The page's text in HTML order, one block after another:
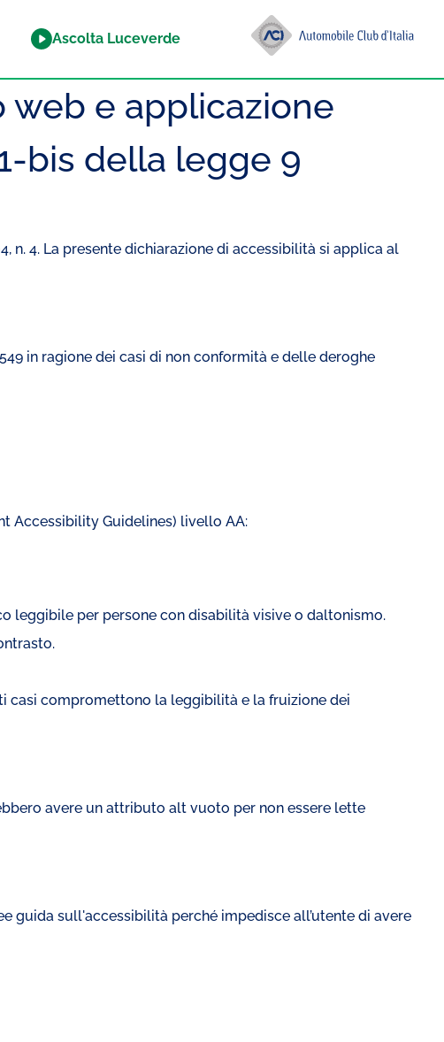
Ascolta Luceverde
web e applicazione
bis della legge 9
n. 4. La presente dichiarazione di accessibilità si applica al
in ragione dei casi di non conformità e delle deroghe
Accessibility Guidelines) livello AA:
leggibile per persone con disabilità visive o daltonismo.
casi compromettono la leggibilità e la fruizione dei
avere un attributo alt vuoto per non essere lette
guida sull'accessibilità perché impedisce all’utente di avere